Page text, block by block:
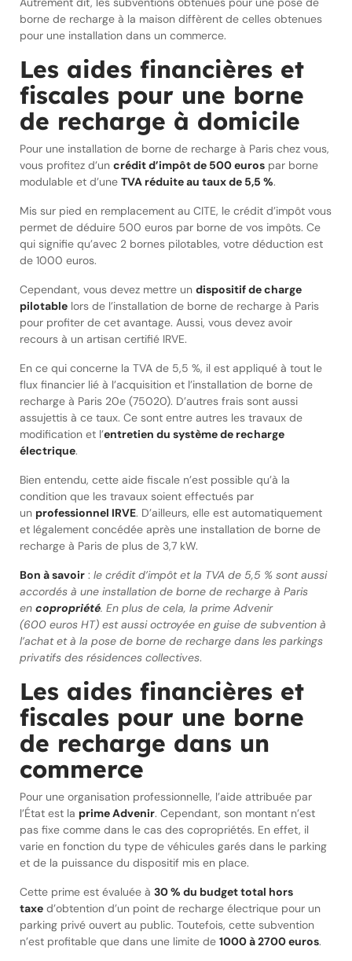
borne de recharge à la maison diffèrent de celles obtenues
pour une installation dans un commerce.
Les aides financières et
fiscales pour une borne
de recharge à domicile
Pour une installation de borne de recharge à Paris chez vous,
vous profitez d’un crédit d’impôt de 500 euros par borne
modulable et d’une TVA réduite au taux de 5,5 %.
Mis sur pied en remplacement au CITE, le crédit d’impôt vous
permet de déduire 500 euros par borne de vos impôts. Ce
qui signifie qu’avec 2 bornes pilotables, votre déduction est
de 1000 euros.
Cependant, vous devez mettre un dispositif de charge
pilotable lors de l’installation de borne de recharge à Paris
pour profiter de cet avantage. Aussi, vous devez avoir
recours à un artisan certifié IRVE.
En ce qui concerne la TVA de 5,5 %, il est appliqué à tout le
flux financier lié à l’acquisition et l’installation de borne de
recharge à Paris 20e (75020). D’autres frais sont aussi
assujettis à ce taux. Ce sont entre autres les travaux de
modification et l’entretien du système de recharge
électrique.
Bien entendu, cette aide fiscale n’est possible qu’à la
condition que les travaux soient effectués par
un professionnel IRVE. D’ailleurs, elle est automatiquement
et légalement concédée après une installation de borne de
recharge à Paris de plus de 3,7 kW.
Bon à savoir : le crédit d’impôt et la TVA de 5,5 % sont aussi
accordés à une installation de borne de recharge à Paris
en copropriété. En plus de cela, la prime Advenir
(600 euros HT) est aussi octroyée en guise de subvention à
l’achat et à la pose de borne de recharge dans les parkings
privatifs des résidences collectives.
Les aides financières et
fiscales pour une borne
de recharge dans un
commerce
Pour une organisation professionnelle, l’aide attribuée par
l’État est la prime Advenir. Cependant, son montant n’est
pas fixe comme dans le cas des copropriétés. En effet, il
varie en fonction du type de véhicules garés dans le parking
et de la puissance du dispositif mis en place.
Cette prime est évaluée à 30 % du budget total hors
taxe d’obtention d’un point de recharge électrique pour un
parking privé ouvert au public. Toutefois, cette subvention
n’est profitable que dans une limite de 1000 à 2700 euros.